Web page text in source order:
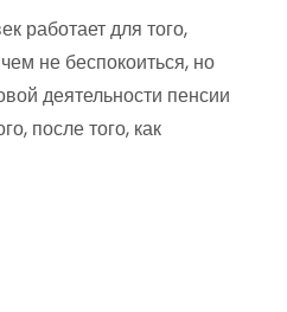
работает для того,
не беспокоиться, но
деятельности пенсии
после того, как